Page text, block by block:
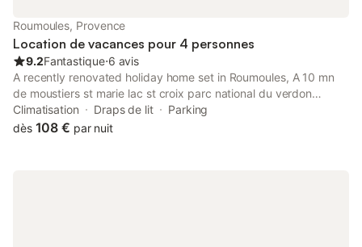
Roumoules, Provence
Location de vacances pour 4 personnes
9.2Fantastique⋅6 avis
A recently renovated holiday home set in Roumoules, A 10 mn
de moustiers st marie lac st croix parc national du verdon
features water sports facilities. The air-conditioned
accommodation is 41 km from ITER / Cadarache.
Climatisation Draps de lit
Parking
dès 108 € par nuit